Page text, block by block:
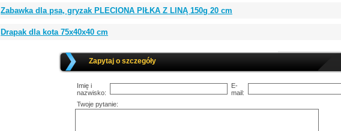
Zabawka dla psa, gryzak PLECIONA PIŁKA Z LINĄ 150g 20 cm
Drapak dla kota 75x40x40 cm
Zapytaj o szczegóły
Imię i
nazwisko:
E-
mail:
Twoje pytanie: